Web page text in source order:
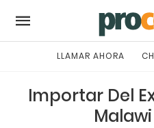
LLAMAR AHORA
Importar Del